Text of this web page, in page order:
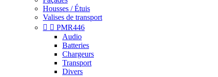
Housses / Étuis
Valises de transport
  PMR446
Audio
Batteries
Chargeurs
Transport
Divers